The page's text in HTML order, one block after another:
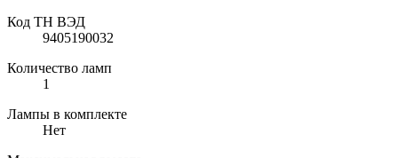
Код ТН ВЭД
9405190032
Количество ламп
1
Лампы в комплекте
Нет